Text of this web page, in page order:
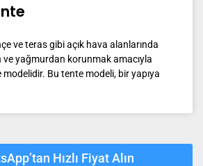
ve teras gibi açık hava alanlarında
ve yağmurdan korunmak amacıyla
modelidir. Bu tente modeli, bir yapıya
Hızlı Fiyat Alın